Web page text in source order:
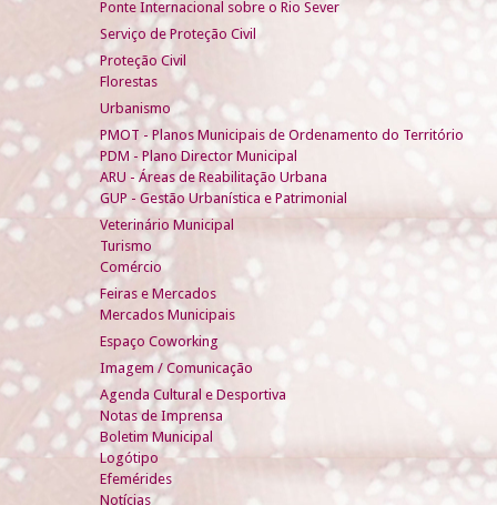
Ponte Internacional sobre o Rio Sever
Serviço de Proteção Civil
Proteção Civil
Florestas
Urbanismo
PMOT - Planos Municipais de Ordenamento do Território
PDM - Plano Director Municipal
ARU - Áreas de Reabilitação Urbana
GUP - Gestão Urbanística e Patrimonial
Veterinário Municipal
Turismo
Comércio
Feiras e Mercados
Mercados Municipais
Espaço Coworking
Imagem / Comunicação
Agenda Cultural e Desportiva
Notas de Imprensa
Boletim Municipal
Logótipo
Efemérides
Notícias